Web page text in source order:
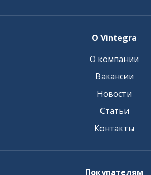
О Vintegra
О компании
Вакансии
Новости
Статьи
Контакты
Покупателям